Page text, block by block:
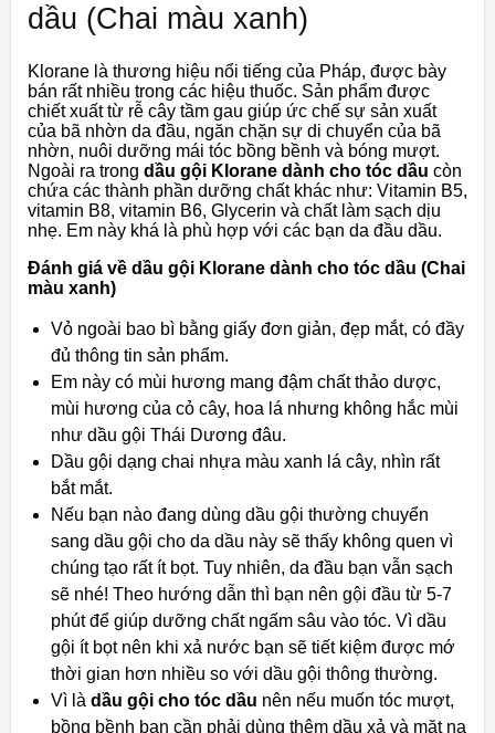
dầu (Chai màu xanh)
Klorane là thương hiệu nổi tiếng của Pháp, được bày
bán rất nhiều trong các hiệu thuốc. Sản phẩm được
chiết xuất từ rễ cây tầm gau giúp ức chế sự sản xuất
của bã nhờn da đầu, ngăn chặn sự di chuyển của bã
nhờn, nuôi dưỡng mái tóc bồng bềnh và bóng mượt.
Ngoài ra trong dầu gội Klorane dành cho tóc dầu còn
chứa các thành phần dưỡng chất khác như: Vitamin B5,
vitamin B8, vitamin B6, Glycerin và chất làm sạch dịu
nhẹ. Em này khá là phù hợp với các bạn da đầu dầu.
Đánh giá về dầu gội Klorane dành cho tóc dầu (Chai
màu xanh)
Vỏ ngoài bao bì bằng giấy đơn giản, đẹp mắt, có đầy
đủ thông tin sản phẩm.
Em này có mùi hương mang đậm chất thảo dược,
mùi hương của cỏ cây, hoa lá nhưng không hắc mùi
như dầu gội Thái Dương đâu.
Dầu gội dạng chai nhựa màu xanh lá cây, nhìn rất
bắt mắt.
Nếu bạn nào đang dùng dầu gội thường chuyển
sang dầu gội cho da dầu này sẽ thấy không quen vì
chúng tạo rất ít bọt. Tuy nhiên, da đầu bạn vẫn sạch
sẽ nhé! Theo hướng dẫn thì bạn nên gội đầu từ 5-7
phút để giúp dưỡng chất ngấm sâu vào tóc. Vì dầu
gội ít bọt nên khi xả nước bạn sẽ tiết kiệm được mớ
thời gian hơn nhiều so với dầu gội thông thường.
Vì là dầu gội cho tóc dầu nên nếu muốn tóc mượt,
bồng bềnh bạn cần phải dùng thêm dầu xả và mặt nạ